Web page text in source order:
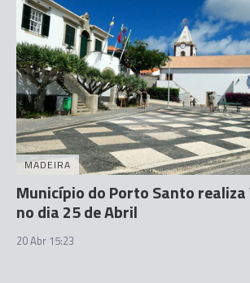
MADEIRA
Município do Porto Santo realiza
no dia 25 de Abril
20 Abr 15:23